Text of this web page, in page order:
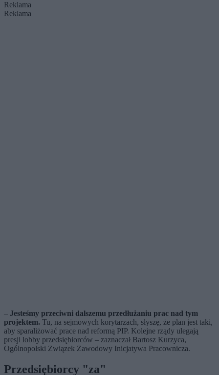
Reklama
Reklama
– Jesteśmy przeciwni dalszemu przedłużaniu prac nad tym
projektem. Tu, na sejmowych korytarzach, słyszę, że plan jest taki,
aby sparaliżować prace nad reformą PIP. Kolejne rządy ulegają
presji lobby przedsiębiorców – zaznaczał Bartosz Kurzyca,
Ogólnopolski Związek Zawodowy Inicjatywa Pracownicza.
Przedsiębiorcy "za"